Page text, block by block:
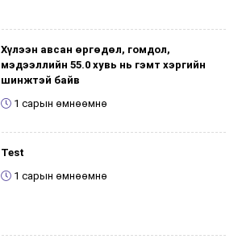
Хүлээн авсан өргөдөл, гомдол,
мэдээллийн 55.0 хувь нь гэмт хэргийн
шинжтэй байв
1 сарын өмнөөмнө
Test
1 сарын өмнөөмнө